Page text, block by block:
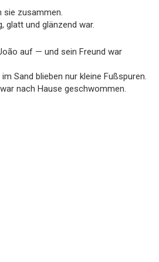
sie zusammen.
glatt und glänzend war.
auf — und sein Freund war
Sand blieben nur kleine Fußspuren.
nach Hause geschwommen.